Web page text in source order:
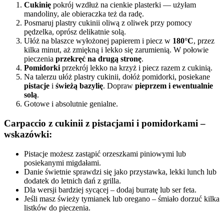
Cukinię pokrój wzdłuż na cienkie plasterki — użyłam
mandoliny, ale obieraczka też da radę.
Posmaruj plastry cukinii oliwą z oliwek przy pomocy
pędzelka, oprósz delikatnie solą.
Ułóż na blaszce wyłożonej papierem i piecz w 180°C, przez
kilka minut, aż zmiękną i lekko się zarumienią. W połowie
pieczenia przekręć na drugą stronę.
Pomidorki przekrój lekko na krzyż i piecz razem z cukinią.
Na talerzu ułóż plastry cukinii, dołóż pomidorki, posiekane
pistacje i świeżą bazylię. Dopraw pieprzem i ewentualnie
solą.
Gotowe i absolutnie genialne.
Carpaccio z cukinii z pistacjami i pomidorkami–
wskazówki:
Pistacje możesz zastąpić orzeszkami piniowymi lub
posiekanymi migdałami.
Danie świetnie sprawdzi się jako przystawka, lekki lunch lub
dodatek do letnich dań z grilla.
Dla wersji bardziej sycącej – dodaj burratę lub ser feta.
Jeśli masz świeży tymianek lub oregano – śmiało dorzuć kilka
listków do pieczenia.